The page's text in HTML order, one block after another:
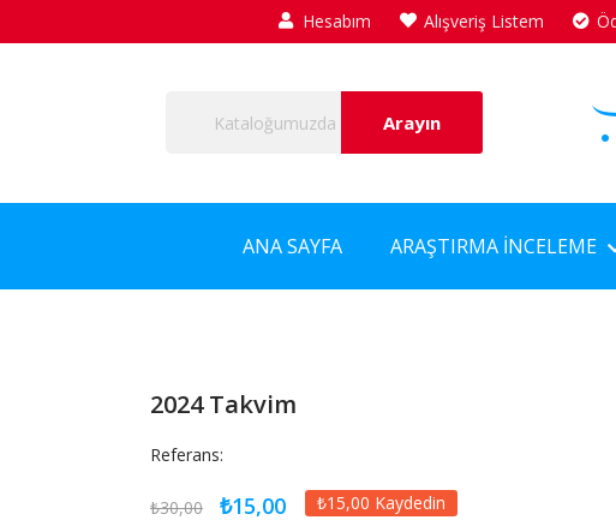
Hesabım Alışveriş Listem
Arayın
ANA SAYFA ARAŞTIRMA İNCELEME
2024 Takvim
Referans:
₺30,00 ₺15,00 ₺15,00 Kaydedin